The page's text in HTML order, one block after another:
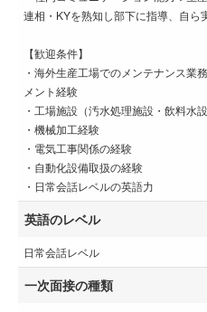
連相・KYを熟知し部下に指導、自ら
【歓迎条件】
・海外生産工場でのメンテナンス業
メント経験
・工場施設（汚水処理施設・飲料水
・機械加工経験
・電気工事関係の経験
・自動化設備取扱の経験
・日常会話レベルの英語力
英語のレベル
日常会話レベル
一次面接の種類